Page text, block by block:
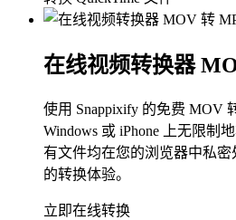
在线视频转换器
使用 Snappixify 的免费 MOV
Windows 或 iPhone 上无限制
有文件均在您的浏览器中私
的转换体验。
立即在线转换